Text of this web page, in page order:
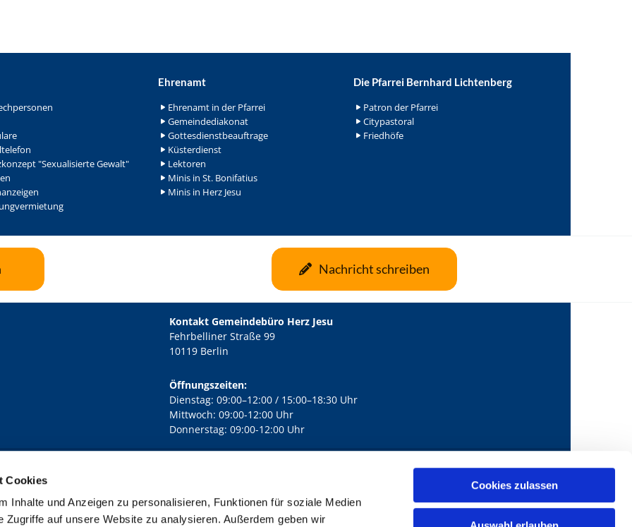
Cookies
Inhalte und Anzeigen zu personalisieren, Funktionen für soziale Medien
Zugriffe auf unsere Website zu analysieren. Außerdem geben wir
Cookies zulassen
"Sexualisierte Gewalt"
Ehrenamt
Ehrenamt in der Pfarrei
Gemeindediakonat
Gottesdienstbeauftrage
Küsterdienst
Lektoren
Minis in St. Bonifatius
Minis in Herz Jesu
Die Pfarrei Bernhard Lichtenberg
Patron der Pfarrei
Citypastoral
Friedhöfe
Nachricht schreiben
Kontakt Gemeindebüro Herz Jesu
Fehrbelliner Straße 99
10119 Berlin
Öffnungszeiten:
Dienstag: 09:00–12:00 / 15:00–18:30 Uhr
Mittwoch: 09:00-12:00 Uhr
Donnerstag: 09:00-12:00 Uhr
Lichtenberg Berlin-Mitte · Yorckstr. 88C, 10965 Berlin mail@bernhard-lichtenberg.berlin
Kontaktinformationen Impressum